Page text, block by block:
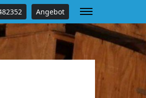
Angebot